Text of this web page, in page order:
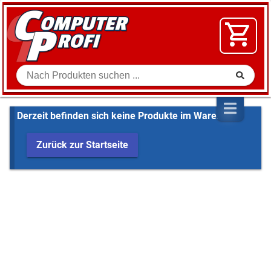
Zum Inhalt springen
Suche
SOFTWARE
VIDEO
SHOP
Derzeit befinden sich keine Produkte im Warenkorb
Zurück zur Startseite